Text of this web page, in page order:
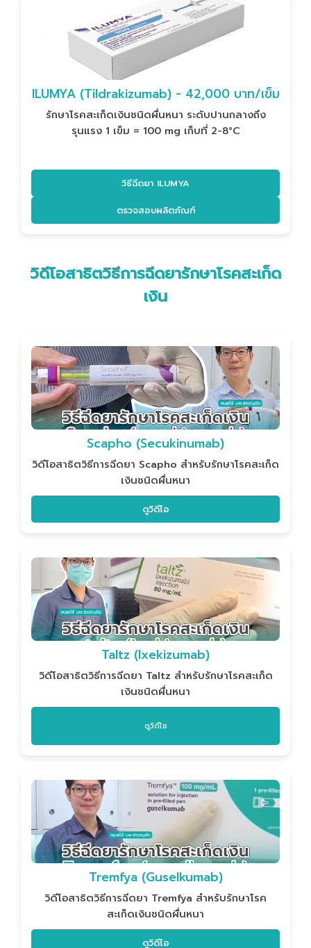
ILUMYA (Tildrakizumab) - 42,000 บาท/เข็ม
รักษาโรคสะเก็ดเงินชนิดผื่นหนา ระดับปานกลางถึง
รุนแรง 1 เข็ม = 100 mg เก็บที่ 2-8°C
วิธีฉีดยา ILUMYA
ตรวจสอบผลิตภัณฑ์
วิดีโอสาธิตวิธีการฉีดยารักษาโรคสะเก็ด
เงิน
Scapho (Secukinumab)
วิดีโอสาธิตวิธีการฉีดยา Scapho สำหรับรักษาโรคสะเก็ด
เงินชนิดผื่นหนา
ดูวิดีโอ
Taltz (Ixekizumab)
วิดีโอสาธิตวิธีการฉีดยา Taltz สำหรับรักษาโรคสะเก็ด
เงินชนิดผื่นหนา
ดูวิดีโอ
Tremfya (Guselkumab)
วิดีโอสาธิตวิธีการฉีดยา Tremfya สำหรับรักษาโรค
สะเก็ดเงินชนิดผื่นหนา
ดูวิดีโอ